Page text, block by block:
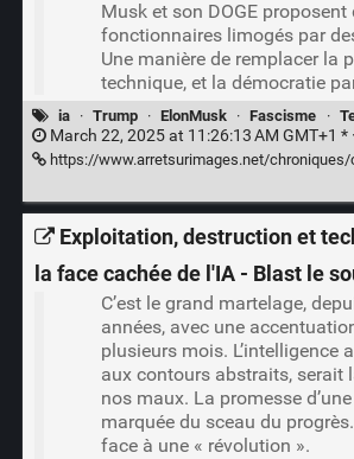
Musk et son DOGE proposent
fonctionnaires limogés par
Une manière de remplacer la
technique, et la démocratie
ia · Trump · ElonMusk · Fascisme ·
March 22, 2025 at 11:26:13 AM GMT+1 * ·
https://www.arretsurimages.net/chroniques/clic-gauche/elon-
Exploitation, destruction et
la face cachée de l'IA - Blast le
C’est le grand martelage,
années, avec une
plusieurs mois. L’intelligence
aux contours abstraits, serait
nos maux. La promesse
marquée du sceau du
face à une « révolution ».